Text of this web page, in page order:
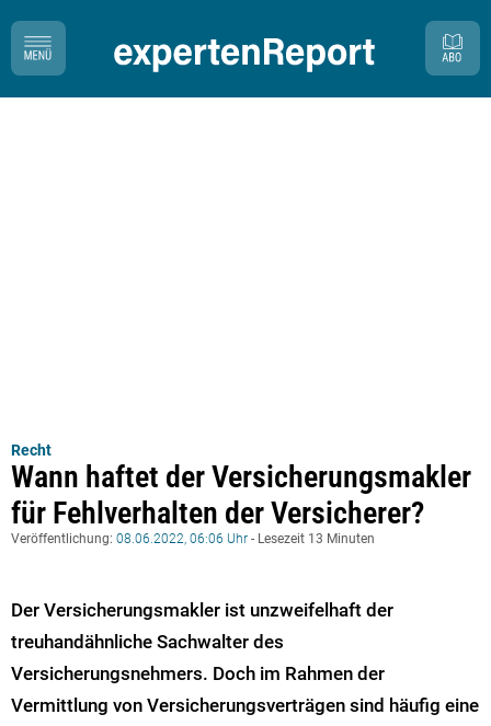
Recht
Wann haftet der Versicherungsmakler
für Fehlverhalten der Versicherer?
Veröffentlichung: 08.06.2022, 06:06 Uhr - Lesezeit 13 Minuten
Der Versicherungsmakler ist unzweifelhaft der
treuhandähnliche Sachwalter des
Versicherungsnehmers. Doch im Rahmen der
Vermittlung von Versicherungsverträgen sind häufig eine